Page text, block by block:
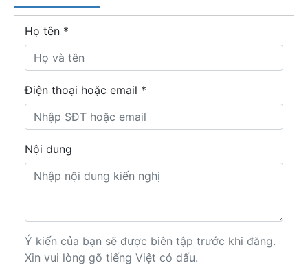
Họ tên *
Điện thoại hoặc email *
Nội dung
Ý kiến của bạn sẽ được biên tập trước khi đăng.
Xin vui lòng gõ tiếng Việt có dấu.